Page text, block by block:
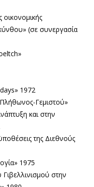
οικονομικής
(σε συνεργασία
1972
Πλήθωνος-Γεμιστού»
και στην
της Διεθνούς
1975
στην